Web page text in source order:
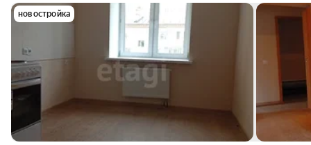
новостройка